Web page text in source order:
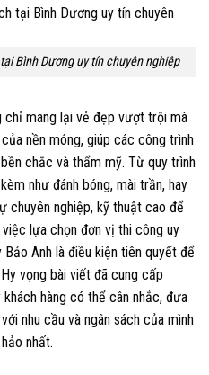
Bình Dương uy tín chuyên nghiệp
chỉ mang lại vẻ đẹp vượt trội mà
nền móng, giúp các công trình
chắc và thẩm mỹ. Từ quy trình
như đánh bóng, mài trần, hay
chuyên nghiệp, kỹ thuật cao để
lựa chọn đơn vị thi công uy
Anh là điều kiện tiên quyết để
vọng bài viết đã cung cấp
hàng có thể cân nhắc, đưa
nhu cầu và ngân sách của mình
nhất.